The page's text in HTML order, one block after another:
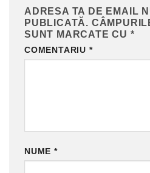
ADRESA TA DE EMAIL
PUBLICATĂ.
SUNT MARCATE CU *
COMENTARIU *
NUME *